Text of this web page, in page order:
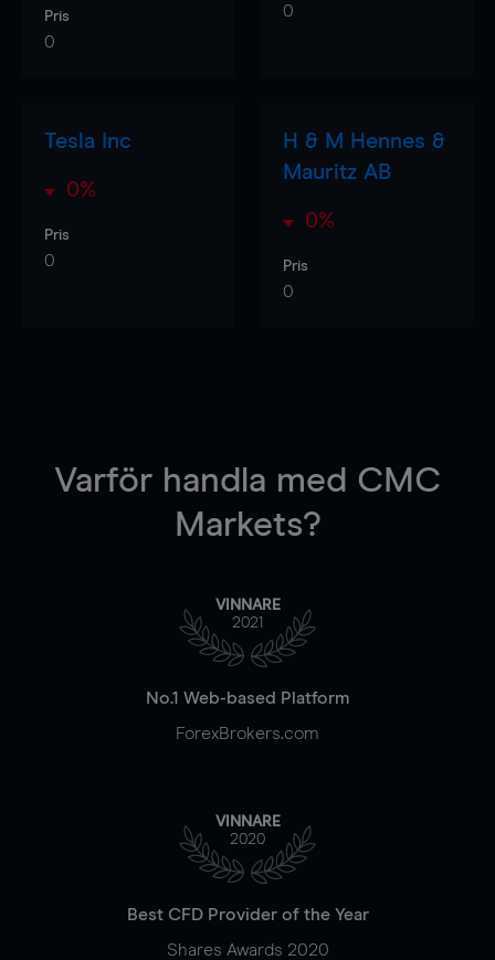
Pris
0
0
Tesla Inc
0%
Pris
0
H & M Hennes &
Mauritz AB
0%
Pris
0
Varför handla med CMC
Markets?
VINNARE
2021
No.1 Web-based Platform
ForexBrokers.com
VINNARE
2020
Best CFD Provider of the Year
Shares Awards 2020